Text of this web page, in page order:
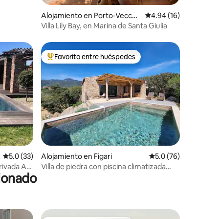
Alojamiento en Porto-Vecchi
o
Calificación
4.94 (16)
Villa Lily Bay, en Marina de Santa Giulia
Calificación promedio: 5.0 de 5, 33 reseñas
5.0 (33)
Favorito entre huéspedes preferido
Favorito entre huéspedes
Alojamiento en Figari Calificación
5.0 (76)
Villa de piedra con piscina climatizada